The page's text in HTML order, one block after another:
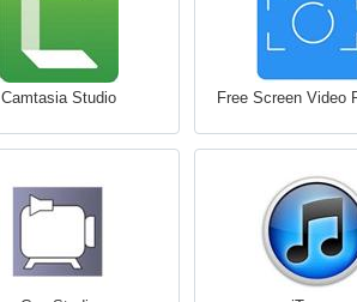
Camtasia Studio Free Screen Video